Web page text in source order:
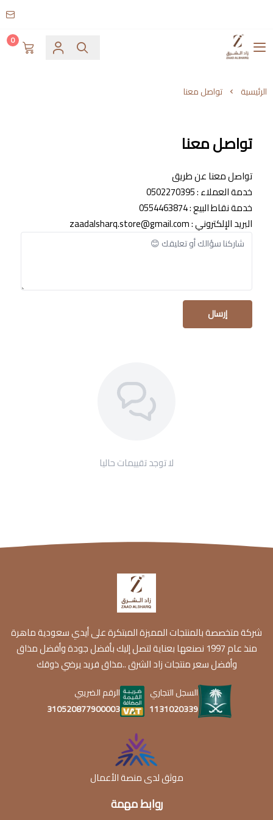
زاد الشرق
0
الرئيسية تواصل معنا
تواصل معنا
تواصل معنا عن طريق
خدمة العملاء : 0502270395
خدمة نقاط البيع : 0554463874
البريد الإلكتروني :zaadalsharq.store@gmail.com
إرسال
لا توجد تقييمات حاليا
روابط مهمة
شركة متخصصة بالمنتجات المميزة المبتكرة على أيدي سعودية ماهرة
منذ عام 1997 نصنعها بعناية لتصل إليك بأفضل جودة وأفضل مذاق
وأفضل سعر منتجات زاد الشرق ..مذاق فريد يرضي ذوقك
السجل التجاري
1131020339
الرقم الضريبي
310520877900003
موثق لدى منصة الأعمال